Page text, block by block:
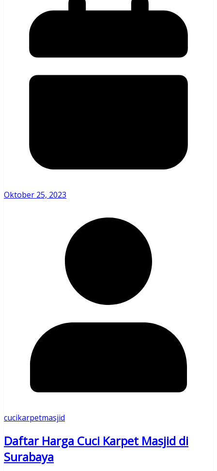
Oktober 25, 2023
cucikarpetmasjid
Daftar Harga Cuci Karpet Masjid di
Surabaya